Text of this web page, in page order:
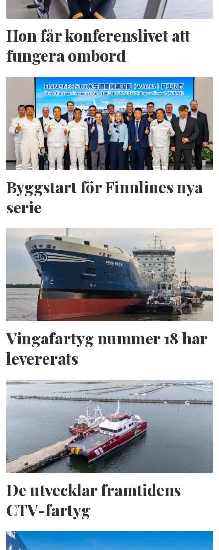
Hon får konferenslivet att
fungera ombord
Byggstart för Finnlines nya
serie
Vingafartyg nummer 18 har
levererats
De utvecklar framtidens
CTV-fartyg